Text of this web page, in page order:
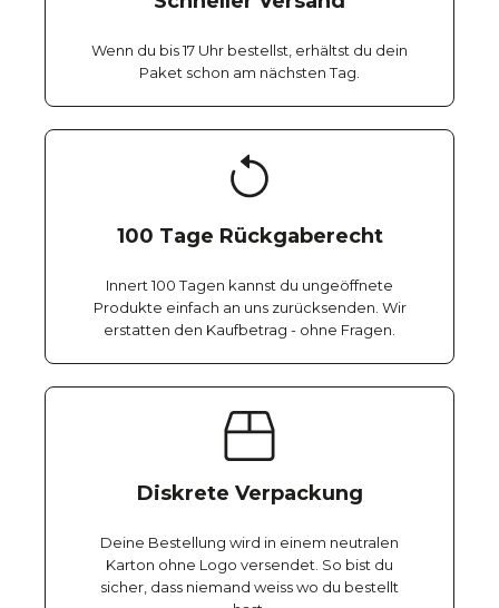
Wenn du bis 17 Uhr bestellst, erhältst du dein
Paket schon am nächsten Tag.
100 Tage Rückgaberecht
Innert 100 Tagen kannst du ungeöffnete
Produkte einfach an uns zurücksenden. Wir
erstatten den Kaufbetrag - ohne Fragen.
Diskrete Verpackung
Deine Bestellung wird in einem neutralen
Karton ohne Logo versendet. So bist du
sicher, dass niemand weiss wo du bestellt